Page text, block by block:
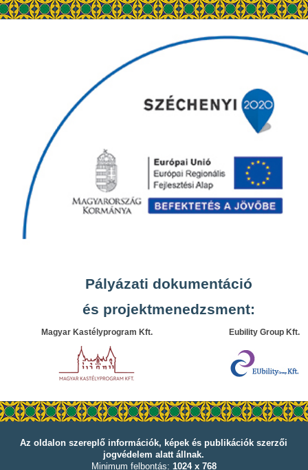
Pályázati dokumentáció
és projektmenedzsment:
Magyar Kastélyprogram Kft. Eubility Group Kft.
Az oldalon szereplő információk, képek és publikációk szerzői
jogvédelem alatt állnak.
Minimum felbontás: 1024 x 768